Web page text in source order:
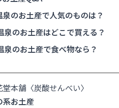
のお土産で人気のものは？
泉のお土産はどこで買える？
泉のお土産で食べ物なら？
本舗〈炭酸せんべい〉
系お土産